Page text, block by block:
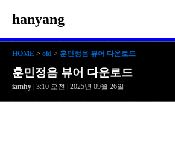
hanyang
HOME > old > 훈민정음 뷰어 다운로드
훈민정음 뷰어 다운로드
iamhy | 3:10 오전 | 2025년 09월 26일